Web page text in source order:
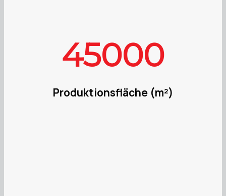
45000
Produktionsfläche (m²)